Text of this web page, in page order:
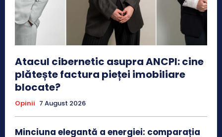
Atacul cibernetic asupra ANCPI: cine
plătește factura pieței imobiliare
blocate?
Opinii 7 August 2026
Minciuna elegantă a energiei: comparația